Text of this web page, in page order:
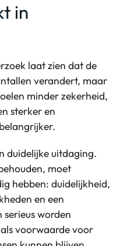
in
laat zien dat de
verandert, maar
minder zekerheid,
sterker en
duidelijke uitdaging.
moet
hebben: duidelijkheid,
en een
worden
voorwaarde voor